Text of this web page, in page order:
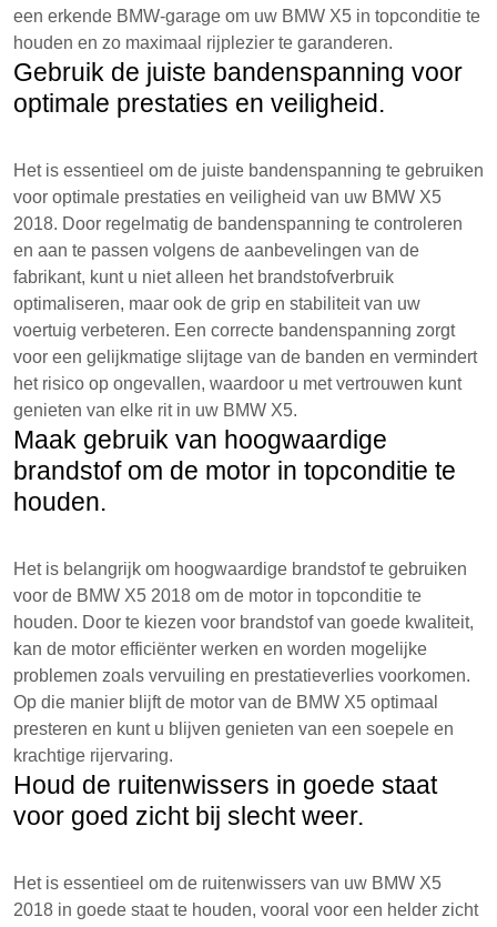
een erkende BMW-garage om uw BMW X5 in topconditie te
houden en zo maximaal rijplezier te garanderen.
Gebruik de juiste bandenspanning voor
optimale prestaties en veiligheid.
Het is essentieel om de juiste bandenspanning te gebruiken
voor optimale prestaties en veiligheid van uw BMW X5
2018. Door regelmatig de bandenspanning te controleren
en aan te passen volgens de aanbevelingen van de
fabrikant, kunt u niet alleen het brandstofverbruik
optimaliseren, maar ook de grip en stabiliteit van uw
voertuig verbeteren. Een correcte bandenspanning zorgt
voor een gelijkmatige slijtage van de banden en vermindert
het risico op ongevallen, waardoor u met vertrouwen kunt
genieten van elke rit in uw BMW X5.
Maak gebruik van hoogwaardige
brandstof om de motor in topconditie te
houden.
Het is belangrijk om hoogwaardige brandstof te gebruiken
voor de BMW X5 2018 om de motor in topconditie te
houden. Door te kiezen voor brandstof van goede kwaliteit,
kan de motor efficiënter werken en worden mogelijke
problemen zoals vervuiling en prestatieverlies voorkomen.
Op die manier blijft de motor van de BMW X5 optimaal
presteren en kunt u blijven genieten van een soepele en
krachtige rijervaring.
Houd de ruitenwissers in goede staat
voor goed zicht bij slecht weer.
Het is essentieel om de ruitenwissers van uw BMW X5
2018 in goede staat te houden, vooral voor een helder zicht